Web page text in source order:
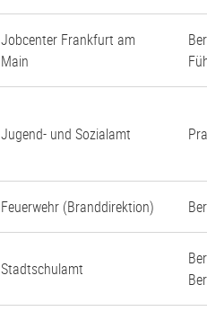
Jobcenter Frankfurt am
Main
Jugend- und Sozialamt
Feuerwehr (Branddirektion)
Stadtschulamt